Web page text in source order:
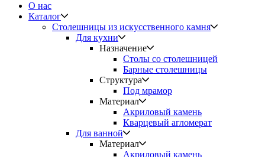
О нас
Каталог
Столешницы из искусственного камня
Для кухни
Назначение
Столы со столешницей
Барные столешницы
Структура
Под мрамор
Материал
Акриловый камень
Кварцевый агломерат
Для ванной
Материал
Акриловый камень